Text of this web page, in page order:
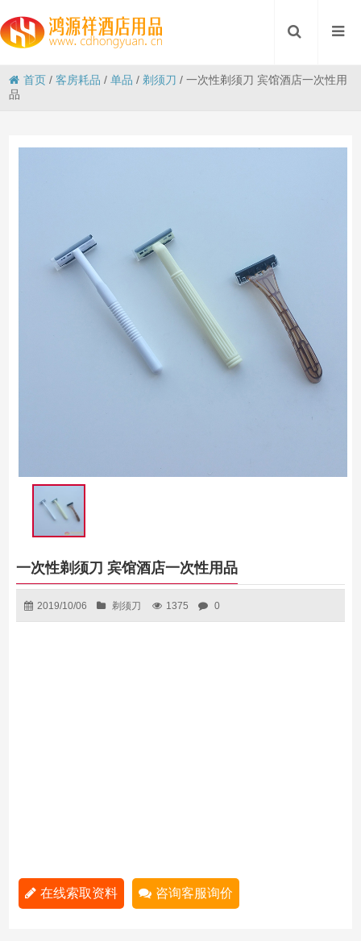
首页 /客房耗品 /单品 / 剃须刀 /一次性剃须刀 宾馆酒店一次性用
品
一次性剃须刀 宾馆酒店一次性用品
2019/10/06 剃须刀 1375 0
在线索取资料 咨询客服询价